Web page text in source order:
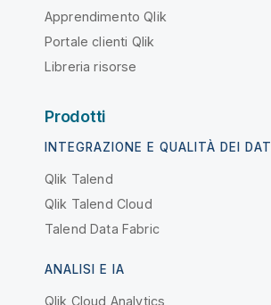
Apprendimento Qlik
Portale clienti Qlik
Libreria risorse
Prodotti
INTEGRAZIONE E QUALITÀ DEI DATI
Qlik Talend
Qlik Talend Cloud
Talend Data Fabric
ANALISI E IA
Qlik Cloud Analytics